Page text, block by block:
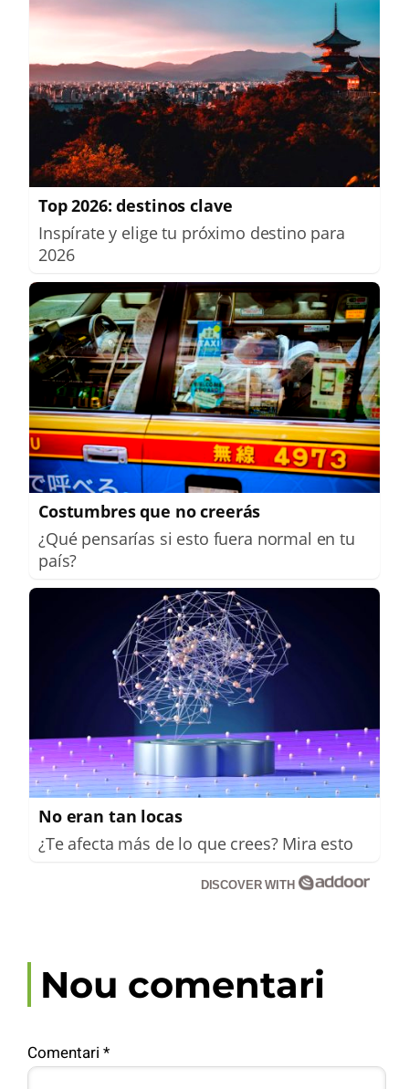
Top 2026: destinos clave
Inspírate y elige tu próximo destino para
2026
Costumbres que no creerás
¿Qué pensarías si esto fuera normal en tu
país?
No eran tan locas
¿Te afecta más de lo que crees? Mira esto
DISCOVER WITH
Nou comentari
Comentari *